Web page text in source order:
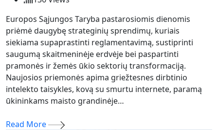
Europos Sąjungos Taryba pastarosiomis dienomis
priėmė daugybę strateginių sprendimų, kuriais
siekiama supaprastinti reglamentavimą, sustiprinti
saugumą skaitmeninėje erdvėje bei paspartinti
pramonės ir žemės ūkio sektorių transformaciją.
Naujosios priemonės apima griežtesnes dirbtinio
intelekto taisykles, kovą su smurtu internete, paramą
ūkininkams maisto grandinėje…
Read More